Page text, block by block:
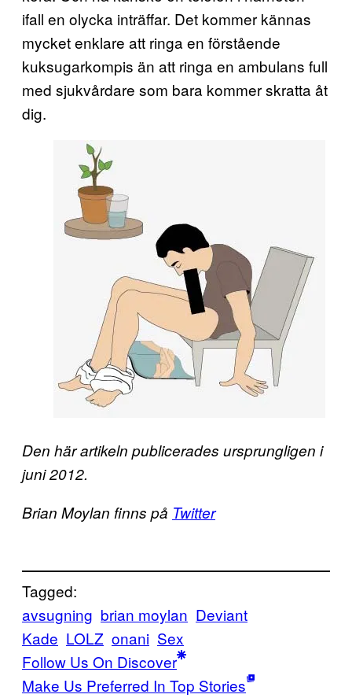
ifall en olycka inträffar. Det kommer kännas
mycket enklare att ringa en förstående
kuksugarkompis än att ringa en ambulans full
med sjukvårdare som bara kommer skratta åt
dig.
Den här artikeln publicerades ursprungligen i
juni 2012.
Brian Moylan finns på Twitter
Tagged:
avsugning brian moylan Deviant
Kade LOLZ onani Sex
Follow Us On Discover
Make Us Preferred In Top Stories